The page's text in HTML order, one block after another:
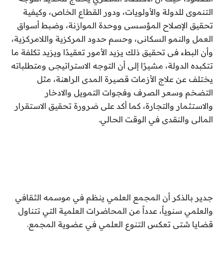
التنموى للدولة والأولويات، ودور القطاع الخاص، وكيفية
تحقيق الإصلاح المؤسسى ووحدة الموازنة، وضبط أسواق
العمل والنمو السكانى، وحسم حدود المركزية واللامركزية،
وأن البطء فى تحقيق ذلك يزيد الأمور تعقيدًا ويزيد تكلفة ما
تتكبده الدولة، مشيرًا إلى أن التوجه الاستراتيجى ومتطلباته
يختلف عن علاج الأزمات قصيرة المدى الراهنة، مثل
التضخم وسعر الصرف وفجوات التمويل والادخار
والاستثمار والتجارة، كما أكد على ضرورة تحقيق الاستقرار
المالى والنقدى في الوقت الحالي.
جدير بالذكر أن المجمع العلمي ينظم في موسمه الثقافي
والعلمي سنوياً، عدداً من المحاضرات العلمية التي تتناول
قضايا شتى تعكس التنوع العلمي في عضوية المجمع.